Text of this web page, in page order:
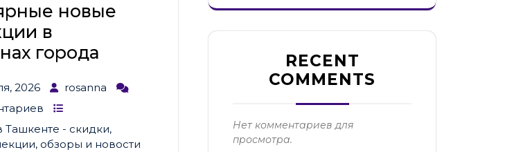
новые
в
города
2026
rosanna
Ташкенте - скидки,
обзоры и новости
RECENT
COMMENTS
Нет комментариев для
просмотра.